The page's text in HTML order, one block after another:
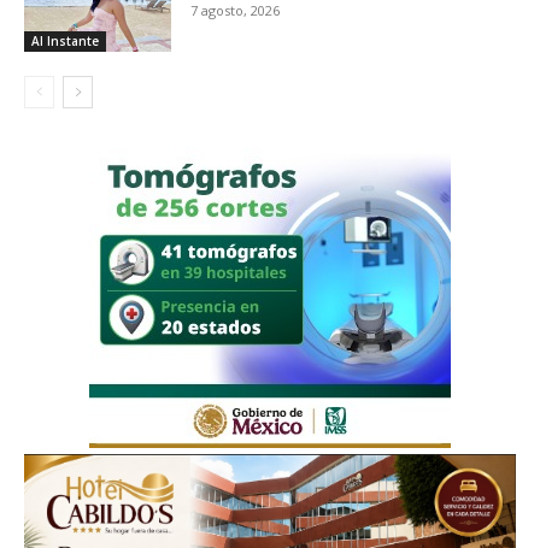
Al Instante
7 agosto, 2026